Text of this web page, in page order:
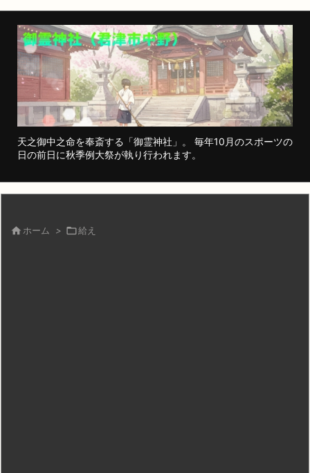
天之御中之命を奉斎する「御霊神社」。 毎年10月のスポーツの
日の前日に秋季例大祭が執り行われます。
 ホーム > 給え